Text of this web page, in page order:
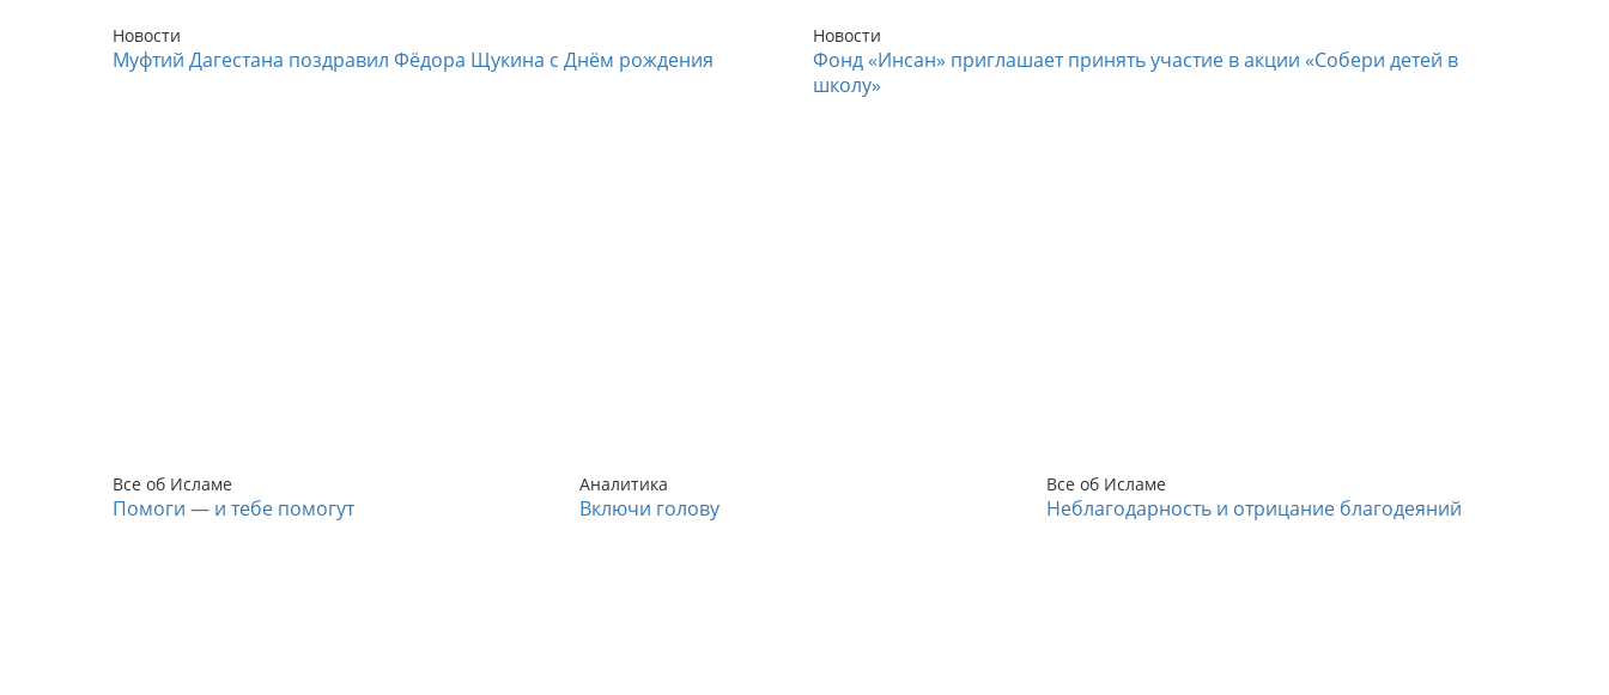
Новости
Муфтий Дагестана поздравил Фёдора Щукина с Днём рождения
Новости
Фонд «Инсан» приглашает принять участие в акции «Собери детей в
школу»
Все об Исламе
Помоги — и тебе помогут
Аналитика
Включи голову
Все об Исламе
Неблагодарность и отрицание благодеяний